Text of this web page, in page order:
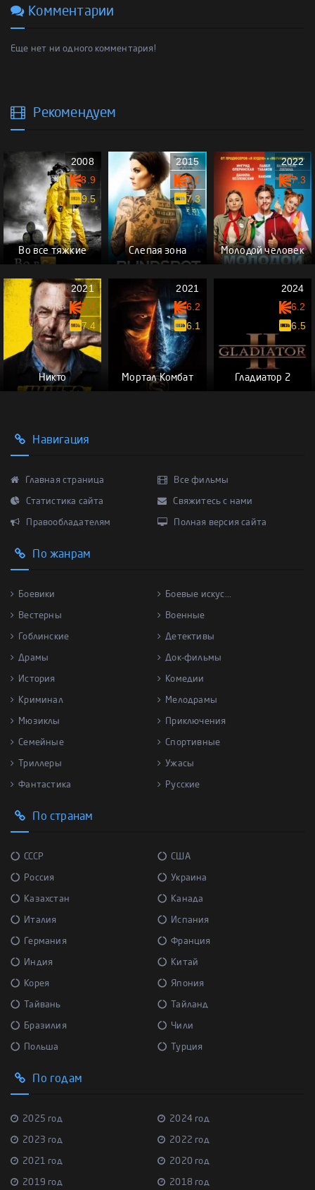
Комментарии
Еще нет ни одного комментария!
Рекомендуем
Во все тяжкие
2008
8.9
9.5
Слепая зона
2015
7.0
7.3
Молодой человек
2022
7.3
Никто
2021
7.4
7.4
Мортал Комбат
2021
6.2
6.1
Гладиатор 2
2024
6.2
6.5
Навигация
Главная страница Все фильмы
Статистика сайта Свяжитесь с нами
Правообладателям Полная версия сайта
По жанрам
Боевики Боевые искус...
Вестерны Военные
Гоблинские Детективы
Драмы Док-фильмы
История Комедии
Криминал Мелодрамы
Мюзиклы Приключения
Семейные Спортивные
Триллеры Ужасы
Фантастика Русские
По странам
СССР США
Россия Украина
Казахстан Канада
Италия Испания
Германия Франция
Индия Китай
Корея Япония
Тайвань Тайланд
Бразилия Чили
Польша Турция
По годам
2025 год 2024 год
2023 год 2022 год
2021 год 2020 год
2019 год 2018 год